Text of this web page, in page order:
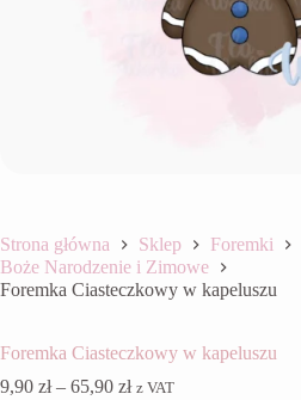
Strona główna Sklep
Foremki
Boże Narodzenie i Zimowe
Foremka Ciasteczkowy w kapeluszu
Foremka Ciasteczkowy w kapeluszu
9,90 zł – 65,90 złZakres
z VAT